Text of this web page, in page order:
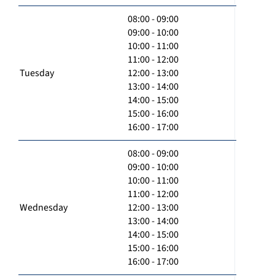
Tuesday
08:00 - 09:00
09:00 - 10:00
10:00 - 11:00
11:00 - 12:00
12:00 - 13:00
13:00 - 14:00
14:00 - 15:00
15:00 - 16:00
16:00 - 17:00
Wednesday
08:00 - 09:00
09:00 - 10:00
10:00 - 11:00
11:00 - 12:00
12:00 - 13:00
13:00 - 14:00
14:00 - 15:00
15:00 - 16:00
16:00 - 17:00